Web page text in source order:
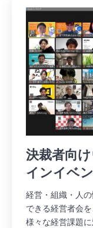
決裁者向
インイベ
経営・組織・人
できる経営者会
様々な経営課題